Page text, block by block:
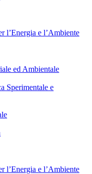
l’Energia e l’Ambiente
ed Ambientale
Sperimentale e
l’Energia e l’Ambiente